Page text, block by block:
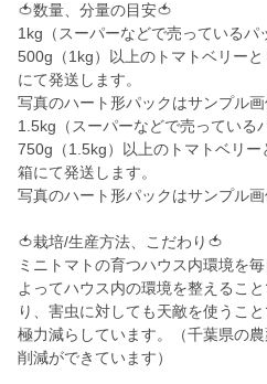
🍅数量、分量の目安🍅
1kg（スーパーなどで売っているパ
500g（1kg）以上のトマトベリー
にて発送します。
写真のハート形パックはサンプル画
1.5kg（スーパーなどで売っている
750g（1.5kg）以上のトマトベリー
箱にて発送します。
写真のハート形パックはサンプル画
🍅栽培/生産方法、こだわり🍅
ミニトマトの育つハウス内環境を
よってハウス内の環境を整えるこ
り、害虫に対しても天敵を使うこ
極力減らしています。（千葉県の
削減ができています）